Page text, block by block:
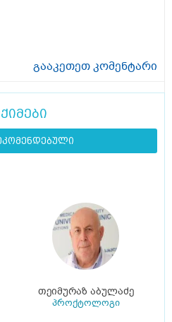
გააკეთეთ კომენტარი
თეიმურაზ აბულაძე
პროქტოლოგი